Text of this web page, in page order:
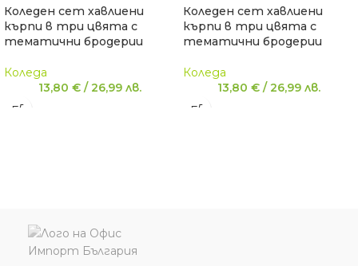
Коледен сет хавлиени
кърпи в три цвята с
тематични бродерии
Коледа
13,80 € /26,99 лв.
Коледен сет хавлиени
кърпи в три цвята с
тематични бродерии
Коледа
13,80 € /26,99 лв.